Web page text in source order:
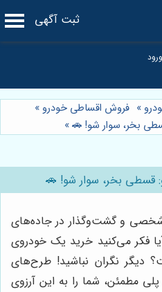
ثبت آگهی
» فروش اقساطی خودرو »
بخر، سوار شو! 🚗»
قسطی بخر، سوار شو! 🚗
و گشت‌وگذار در جاده‌های
آیا فکر می‌کنید خرید یک خودروی
دیگر نگران نباشید! طرح‌های
مطمئن، شما را به این آرزوی